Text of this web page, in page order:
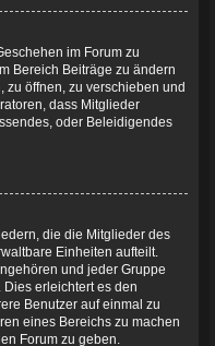
im Forum zu
Bereich Beiträge zu ändern
öffnen, zu verschieben und
dass Mitglieder
oder Beleidigendes
die die Mitglieder des
Einheiten aufteilt.
und jeder Gruppe
erleichtert es den
Benutzer auf einmal zu
eines Bereichs zu machen
Forum zu geben.